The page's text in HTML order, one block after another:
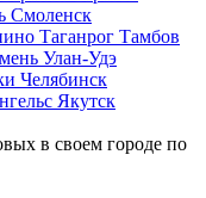
Смоленск
Таганрог Тамбов
Улан-Удэ
Челябинск
Якутск
в своем городе по